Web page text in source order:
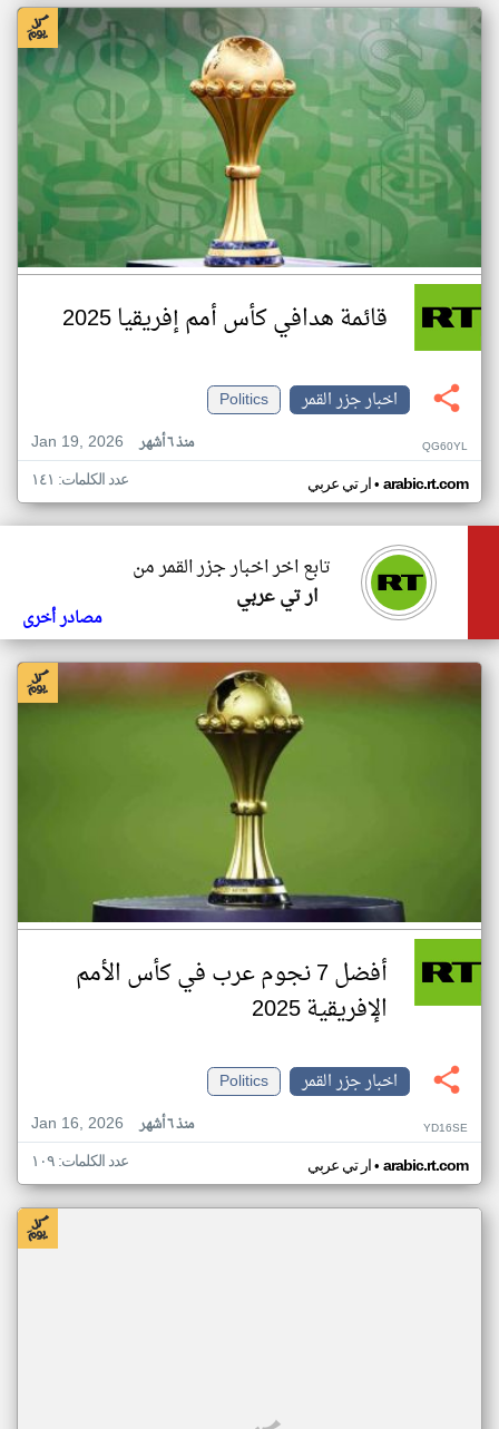
قائمة هدافي كأس أمم إفريقيا 2025
اخبار جزر القمر
Politics
Jan 19, 2026
منذ ٦ أشهر QG60YL
ار تي عربي• arabic.rt.com عدد الكلمات: ١٤١
تابع اخر اخبار جزر القمر من
ار تي عربي
مصادر أخرى
أفضل 7 نجوم عرب في كأس الأمم
الإفريقية 2025
اخبار جزر القمر
Politics
Jan 16, 2026
منذ ٦ أشهر YD16SE
ار تي عربي• arabic.rt.com عدد الكلمات: ١٠٩